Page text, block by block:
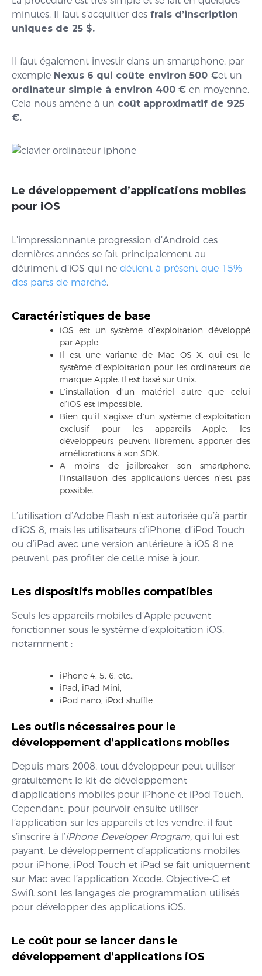
minutes. Il faut s’acquitter des frais d’inscription
uniques de 25 $.
Il faut également investir dans un smartphone, par
exemple Nexus 6 qui coûte environ 500 €et un
ordinateur simple à environ 400 € en moyenne.
Cela nous amène à un coût approximatif de 925
€.
Le développement d’applications mobiles
pour iOS
L’impressionnante progression d’Android ces
dernières années se fait principalement au
détriment d’iOS qui ne détient à présent que 15%
des parts de marché.
Caractéristiques de base
iOS est un système d’exploitation développé
par Apple.
Il est une variante de Mac OS X, qui est le
système d’exploitation pour les ordinateurs de
marque Apple. Il est basé sur Unix.
L’installation d’un matériel autre que celui
d’iOS est impossible.
Bien qu’il s’agisse d’un système d’exploitation
exclusif pour les appareils Apple, les
développeurs peuvent librement apporter des
améliorations à son SDK.
A moins de jailbreaker son smartphone,
l’installation des applications tierces n’est pas
possible.
L’utilisation d’Adobe Flash n’est autorisée qu’à partir
d’iOS 8, mais les utilisateurs d’iPhone, d’iPod Touch
ou d’iPad avec une version antérieure à iOS 8 ne
peuvent pas profiter de cette mise à jour.
Les dispositifs mobiles compatibles
Seuls les appareils mobiles d’Apple peuvent
fonctionner sous le système d’exploitation iOS,
notamment :
iPhone 4, 5, 6, etc.,
iPad, iPad Mini,
iPod nano, iPod shuffle
Les outils nécessaires pour le
développement d’applications mobiles
Depuis mars 2008, tout développeur peut utiliser
gratuitement le kit de développement
d’applications mobiles pour iPhone et iPod Touch.
Cependant, pour pourvoir ensuite utiliser
l’application sur les appareils et les vendre, il faut
s’inscrire à l’iPhone Developer Program, qui lui est
payant. Le développement d’applications mobiles
pour iPhone, iPod Touch et iPad se fait uniquement
sur Mac avec l’application Xcode. Objective-C et
Swift sont les langages de programmation utilisés
pour développer des applications iOS.
Le coût pour se lancer dans le
développement d’applications iOS